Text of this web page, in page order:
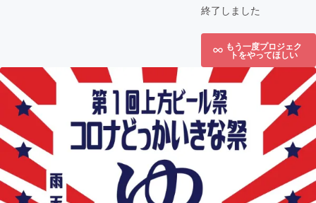
終了しました
もう一度プロジェク
トをやってほしい